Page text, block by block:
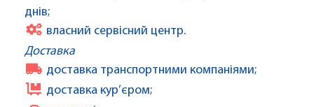
днів;
власний сервісний центр.
Доставка
доставка транспортними компаніями;
доставка кур’єром;